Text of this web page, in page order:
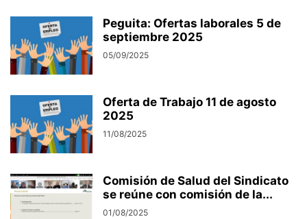
Peguita: Ofertas laborales 5 de
septiembre 2025
05/09/2025
Oferta de Trabajo 11 de agosto
2025
11/08/2025
Comisión de Salud del Sindicato
se reúne con comisión de la...
01/08/2025